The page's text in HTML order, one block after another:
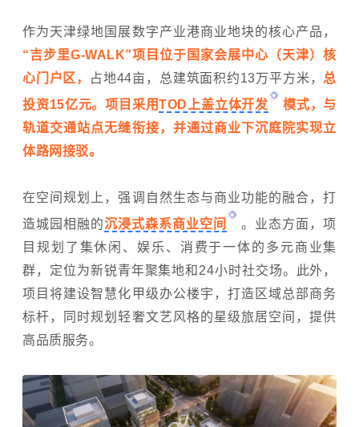
作为天津绿地国展数字产业港商业地块的核心产品，
“吉步里G-WALK”项目位于国家会展中心（天津）核
心门户区，
占地44亩，总建筑面积约13万平方米， 总
投资15亿元。项目采用TOD上盖立体开发
模式，与
轨道交通站点无缝衔接，并通过商业下沉庭院实现立
体路网接驳。
在空间规划上，强调自然生态与商业功能的融合，打
造城园相融的沉浸式森系商业空间
。业态方面，项
目规划了集休闲、娱乐、消费于一体的多元商业集
群，定位为新锐青年聚集地和24小时社交场。此外，
项目将建设智慧化甲级办公楼宇，打造区域总部商务
标杆，同时规划轻奢文艺风格的星级旅居空间，提供
高品质服务。